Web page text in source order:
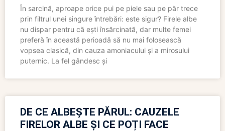
În sarcină, aproape orice pui pe piele sau pe păr trece
prin filtrul unei singure întrebări: este sigur? Firele albe
nu dispar pentru că ești însărcinată, dar multe femei
preferă în această perioadă să nu mai folosească
vopsea clasică, din cauza amoniacului și a mirosului
puternic. La fel gândesc și
DE CE ALBEȘTE PĂRUL: CAUZELE
FIRELOR ALBE ȘI CE POȚI FACE